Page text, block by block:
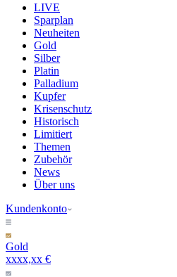
LIVE
Sparplan
Neuheiten
Gold
Silber
Platin
Palladium
Kupfer
Krisenschutz
Historisch
Limitiert
Themen
Zubehör
News
Über uns
Kundenkonto
Gold
xxxx,xx €